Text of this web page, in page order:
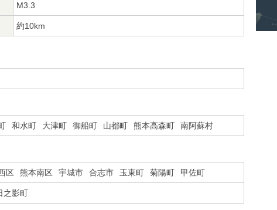
M3.3
約10km
和水町 大津町 御船町 山都町 熊本高森町 南阿蘇村
区 熊本南区 宇城市 合志市 玉東町 菊陽町 甲佐町
之影町